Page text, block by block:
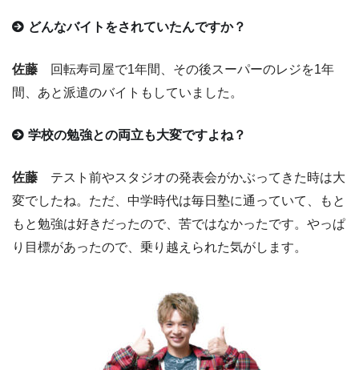
どんなバイトをされていたんですか？
佐藤 回転寿司屋で1年間、その後スーパーのレジを1年
間、あと派遣のバイトもしていました。
学校の勉強との両立も大変ですよね？
佐藤 テスト前やスタジオの発表会がかぶってきた時は大
変でしたね。ただ、中学時代は毎日塾に通っていて、もと
もと勉強は好きだったので、苦ではなかったです。やっぱ
り目標があったので、乗り越えられた気がします。